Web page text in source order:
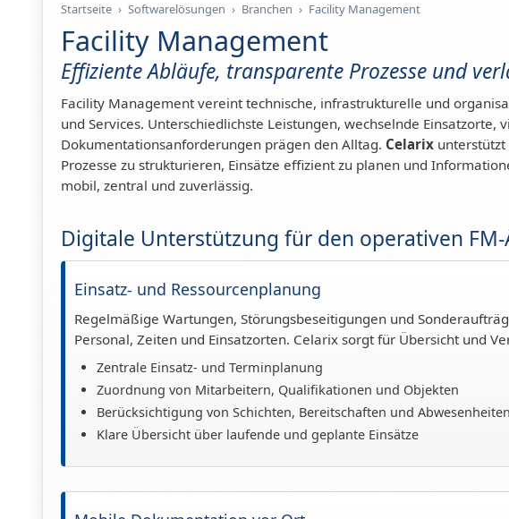
Startseite › Softwarelösungen › Branchen › Facility Management
Facility Management
Effiziente Abläufe, transparente Prozesse und
Facility Management vereint technische, infrastrukturelle und
und Services. Unterschiedlichste Leistungen, wechselnde Einsatzorte,
Dokumentationsanforderungen prägen den Alltag. Celarix
Prozesse zu strukturieren, Einsätze effizient zu planen und
mobil, zentral und zuverlässig.
Digitale Unterstützung für den operativen
Einsatz- und Ressourcenplanung
Regelmäßige Wartungen, Störungsbeseitigungen und
Personal, Zeiten und Einsatzorten. Celarix sorgt für Übersicht und
Zentrale Einsatz- und Terminplanung
Zuordnung von Mitarbeitern, Qualifikationen und Objekten
Berücksichtigung von Schichten, Bereitschaften und Abwesenheiten
Klare Übersicht über laufende und geplante Einsätze